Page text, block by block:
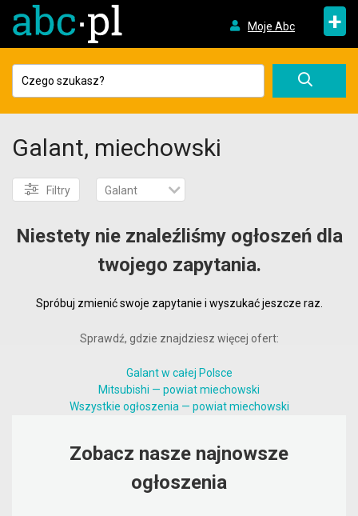
Moje Abc +
Galant, miechowski
Filtry Galant
Niestety nie znaleźliśmy ogłoszeń dla
twojego zapytania.
Spróbuj zmienić swoje zapytanie i wyszukać jeszcze raz.
Sprawdź, gdzie znajdziesz więcej ofert:
Galant w całej Polsce
Mitsubishi — powiat miechowski
Wszystkie ogłoszenia — powiat miechowski
Zobacz nasze najnowsze
ogłoszenia